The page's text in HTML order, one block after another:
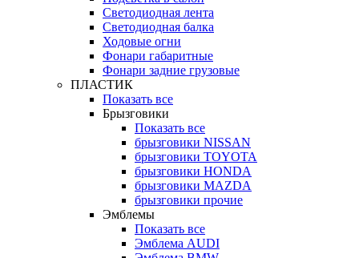
Светодиодная лента
Светодиодная балка
Ходовые огни
Фонари габаритные
Фонари задние грузовые
ПЛАСТИК
Показать все
Брызговики
Показать все
брызговики NISSAN
брызговики TOYOTA
брызговики HONDA
брызговики MAZDA
брызговики прочие
Эмблемы
Показать все
Эмблема AUDI